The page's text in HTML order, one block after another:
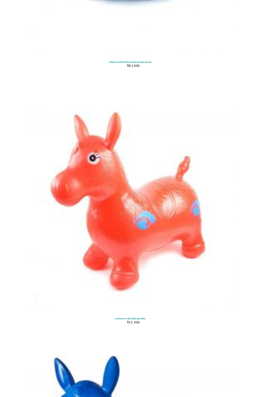
Piscina Inflable Bestway Espacial
$132.900
Saltarin Inflable Sencillo
$38.600